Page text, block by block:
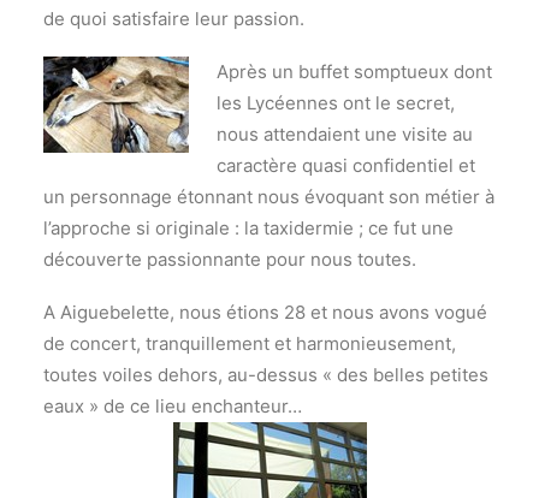
de quoi satisfaire leur passion.
Après un buffet somptueux dont
les Lycéennes ont le secret,
nous attendaient une visite au
caractère quasi confidentiel et
un personnage étonnant nous évoquant son métier à
l’approche si originale : la taxidermie ; ce fut une
découverte passionnante pour nous toutes.
A Aiguebelette, nous étions 28 et nous avons vogué
de concert, tranquillement et harmonieusement,
toutes voiles dehors, au-dessus « des belles petites
eaux » de ce lieu enchanteur…